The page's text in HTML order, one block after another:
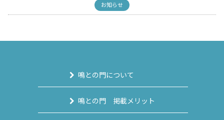
お知らせ
鳴との門について
鳴との門 掲載メリット